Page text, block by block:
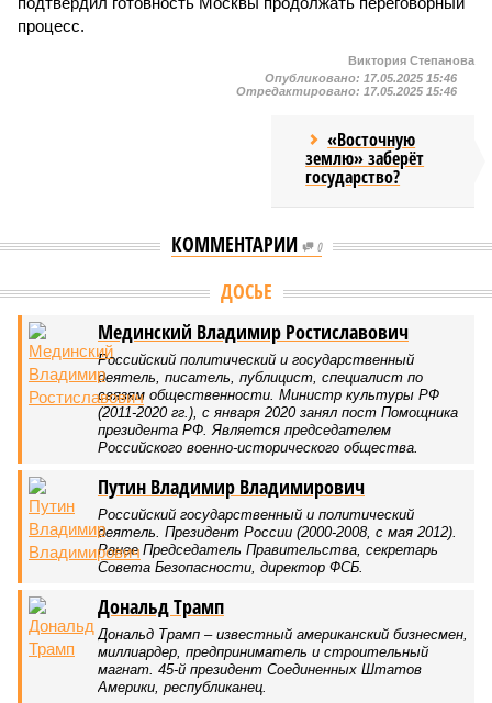
процесс.
Виктория Степанова
Опубликовано: 17.05.2025 15:46
Отредактировано: 17.05.2025 15:46
«Восточную
землю» заберёт
государство?
КОММЕНТАРИИ 0
Версия //Общество //Земля уже не раз показывала человечеству свой
крутой нрав – когда покажет снова?
Земля уже не раз показывала человечеству свой крутой
нрав – когда покажет снова?
Последние времена
Земля уже не раз показывала человечеству свой крутой нрав – когда
покажет снова? (фото: АР-ТАСС)
Природа постоянно вступает в противоречие с нами. Ведь пока
она стремится всё на планете держать в балансе, человечество
не особенно церемонится с окружающей средой. Самые
массовые катастрофы в прошлом – какими они были? Какие